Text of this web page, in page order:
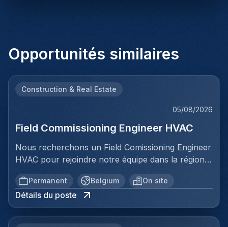
Opportunités similaires
Construction & Real Estate
05/08/2026
Field Commissioning Engineer HVAC
Nous recherchons un Field Comissioning Engineer
HVAC pour rejoindre notre équipe dans la région
de Bruxelles. Dans ce rôle, vous fournirez une
assistance technique sur site lors de la mise en
service et du démarrage des installations HVAC
pour nos clients. Vous serez responsable de
Permanent Belgium On site
Détails du poste